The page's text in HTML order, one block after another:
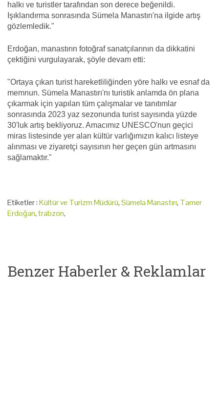
halkı ve turistler tarafından son derece beğenildi.
Işıklandırma sonrasında Sümela Manastırı'na ilgide artış
gözlemledik."
Erdoğan, manastırın fotoğraf sanatçılarının da dikkatini
çektiğini vurgulayarak, şöyle devam etti:
"Ortaya çıkan turist hareketliliğinden yöre halkı ve esnaf da
memnun. Sümela Manastırı'nı turistik anlamda ön plana
çıkarmak için yapılan tüm çalışmalar ve tanıtımlar
sonrasında 2023 yaz sezonunda turist sayısında yüzde
30'luk artış bekliyoruz. Amacımız UNESCO'nun geçici
miras listesinde yer alan kültür varlığımızın kalıcı listeye
alınması ve ziyaretçi sayısının her geçen gün artmasını
sağlamaktır."
Etiketler :Kültür ve Turizm Müdürü,Sümela Manastırı, Tamer
Erdoğan,trabzon,
Benzer Haberler & Reklamlar